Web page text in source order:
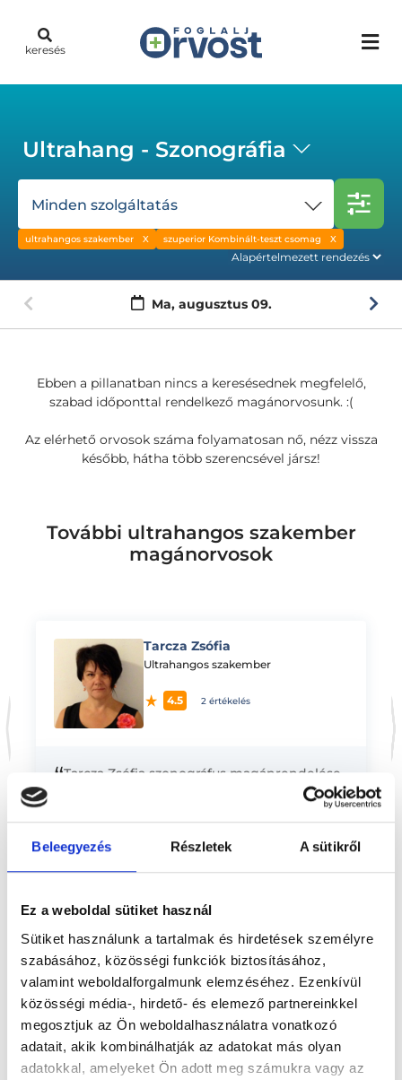
Beleegyezés Részletek A sütikről
Ez a weboldal sütiket használ
Sütiket használunk a tartalmak és hirdetések személyre
szabásához, közösségi funkciók biztosításához,
valamint weboldalforgalmunk elemzéséhez. Ezenkívül
közösségi média-, hirdető- és elemező partnereinkkel
megosztjuk az Ön weboldalhasználatra vonatkozó
adatait, akik kombinálhatják az adatokat más olyan
adatokkal, amelyeket Ön adott meg számukra vagy az
keresés
Ultrahang - Szonográfia
Minden szolgáltatás
ultrahangos szakember szuperior Kombinált-teszt csomag
Ma, augusztus 09.
Ebben a pillanatban nincs a keresésednek megfelelő,
szabad időponttal rendelkező magánorvosunk. :(
Az elérhető orvosok száma folyamatosan nő, nézz vissza
később, hátha több szerencsével jársz!
További ultrahangos szakember
magánorvosok
Tarcza Zsófia
Ultrahangos szakember
4.5 2 értékelés
“Tarcza Zsófia szonográfus magánrendelése.
Általános és vascularis szonográfusként
Előző
orvos, aki jogszabályok szerinti szakorvosi szakképesítés
önállóan nem végezhető szakmai tevékenységért teljes
felelősséggel tartozik és azt közvetlenül felügyeli az egészségügyi
szolgáltató szakorvosa az első részvizsgáig, utána pedig a
szakorvosjelölt önállóan láthat el feladatokat. A foglaljorvost.hu
felelősségét kizárja esetleges névazonosságért bármely szakorvos
és szakorvosjelölt esetén.
Főoldal Ultrahangos szakember